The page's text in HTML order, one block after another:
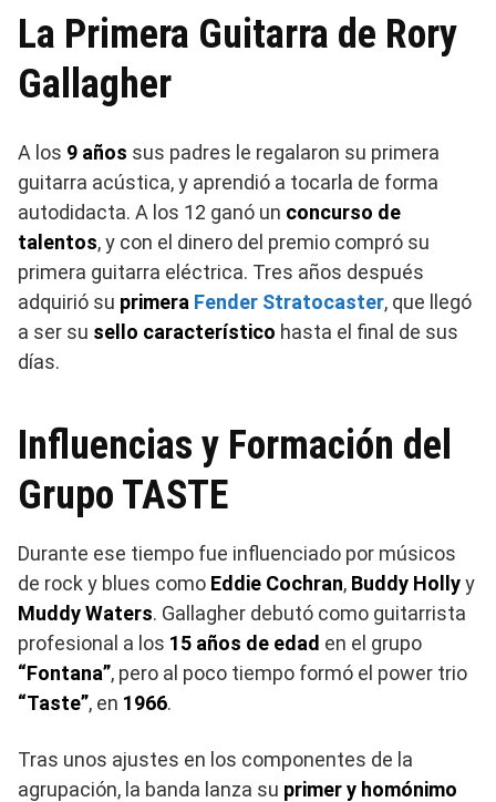
La Primera Guitarra de Rory
Gallagher
A los 9 años sus padres le regalaron su primera
guitarra acústica, y aprendió a tocarla de forma
autodidacta. A los 12 ganó un concurso de
talentos, y con el dinero del premio compró su
primera guitarra eléctrica. Tres años después
adquirió su primera Fender Stratocaster, que llegó
a ser su sello característico hasta el final de sus
días.
Influencias y Formación del
Grupo TASTE
Durante ese tiempo fue influenciado por músicos
de rock y blues como Eddie Cochran, Buddy Hollyy
Muddy Waters. Gallagher debutó como guitarrista
profesional a los 15 años de edad en el grupo
“Fontana”, pero al poco tiempo formó el power trio
“Taste”, en 1966.
Tras unos ajustes en los componentes de la
agrupación, la banda lanza su primer y homónimo